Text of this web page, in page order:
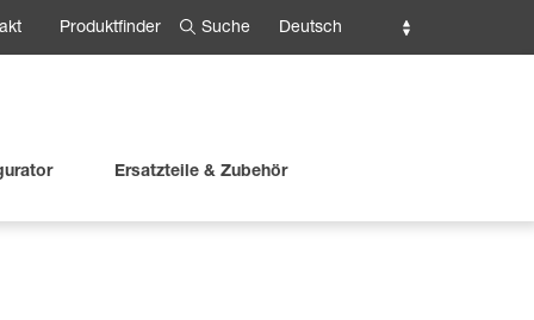
Produktfinder Suche Deutsch
Ersatzteile & Zubehör